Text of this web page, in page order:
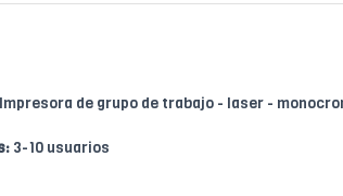
Impresora de grupo de trabajo - laser -
3-10 usuarios